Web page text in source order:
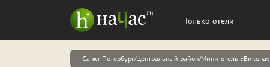
Только отели
Санкт-Петербург Центральный район Мини-отель «Викена»